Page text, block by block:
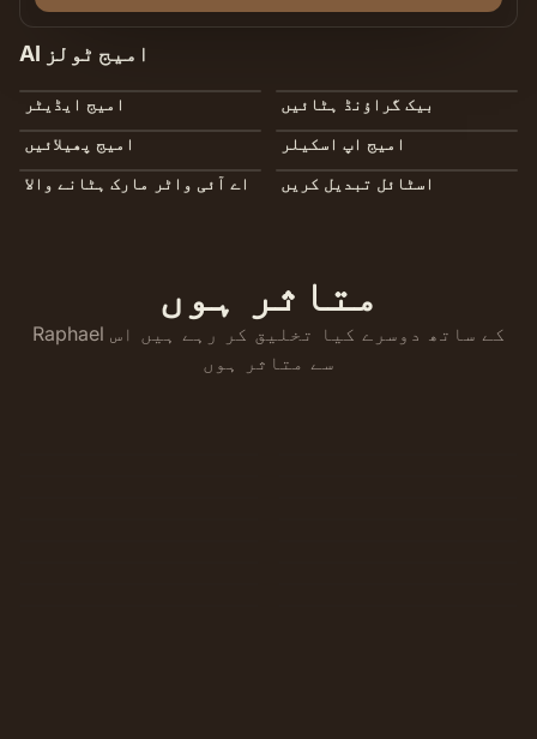
AI امیج ٹولز
امیج ایڈیٹر
بیک گراؤنڈ ہٹائیں
امیج پھیلائیں
امیج اپ اسکیلر
اے آئی واٹر مارک ہٹانے والا
اسٹائل تبدیل کریں
متاثر ہوں
Raphael کے ساتھ دوسرے کیا تخلیق کر رہے ہیں اس
سے متاثر ہوں